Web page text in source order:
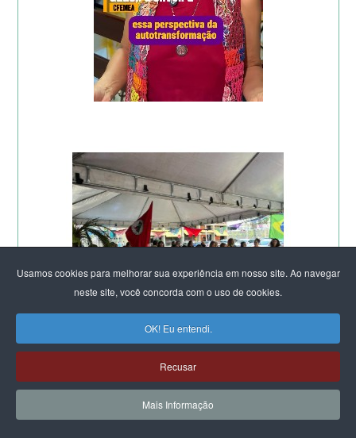
Usamos cookies para melhorar sua experiência em nosso site. Ao navegar
neste site, você concorda com o uso de cookies.
OK! Eu entendi.
Recusar
Mais Informação